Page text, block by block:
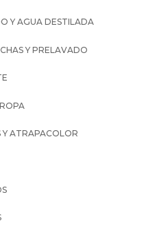
Y AGUA DESTILADA
Y PRELAVADO
ATRAPACOLOR